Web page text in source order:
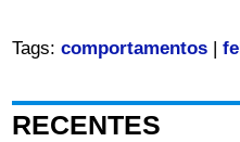
Tags: comportamentos|
RECENTES